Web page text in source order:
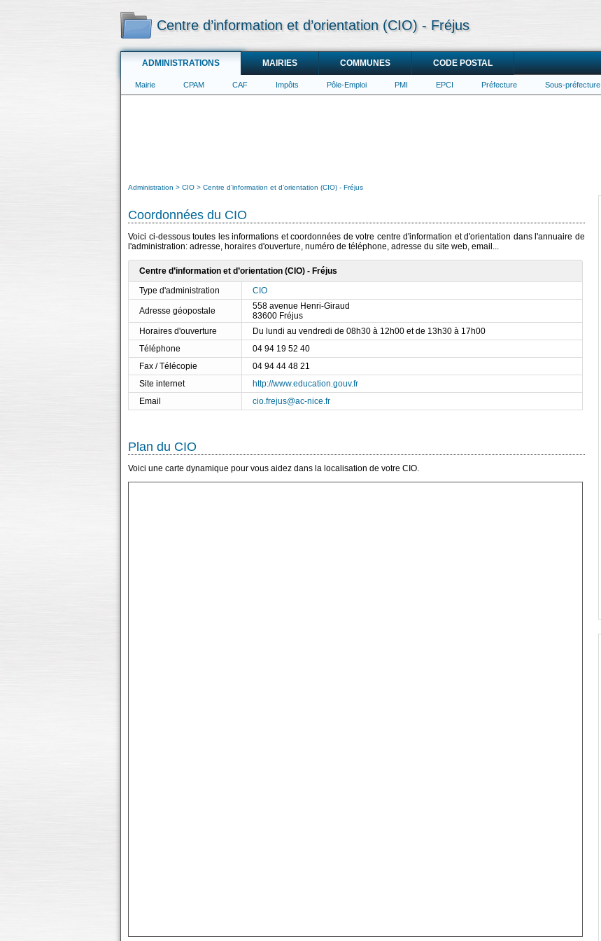
Centre d’information et d’orientation (CIO) - Fréjus
ADMINISTRATIONS MAIRIES COMMUNES CODE POSTAL
Mairie CPAM CAF Impôts Pôle-Emploi PMI EPCI Préfecture Sous-préfecture
Administration CIO Centre d’information et d’orientation (CIO) - Fréjus
Coordonnées du CIO
Voici ci-dessous toutes les informations et coordonnées de votre centre d'information et d'orientation dans l'annuaire de
l'administration: adresse, horaires d'ouverture, numéro de téléphone, adresse du site web, email...
Centre d’information et d’orientation (CIO) - Fréjus
Type d'administration
CIO
Adresse géopostale
558 avenue Henri-Giraud
83600 Fréjus
Horaires d'ouverture
Du lundi au vendredi de 08h30 à 12h00 et de 13h30 à 17h00
Téléphone
04 94 19 52 40
Fax / Télécopie
04 94 44 48 21
Site internet
http://www.education.gouv.fr
Email
cio.frejus@ac-nice.fr
Plan du CIO
Voici une carte dynamique pour vous aidez dans la localisation de votre CIO.